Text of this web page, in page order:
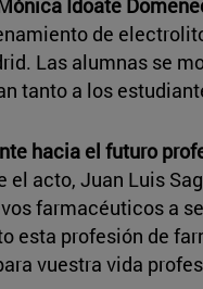
Idoate
de
Las alumnas se
tanto a los
hacia el futuro
el acto, Juan Luis
farmacéuticos a
esta profesión de
vuestra vida